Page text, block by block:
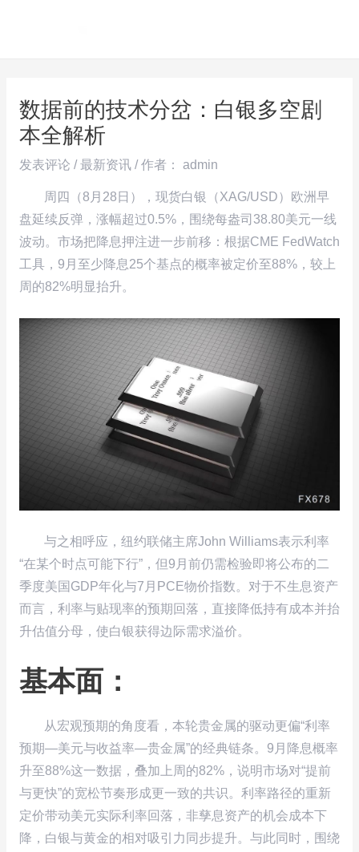
数据前的技术分岔：白银多空剧
本全解析
发表评论 /最新资讯/ 作者： admin
周四（8月28日），现货白银（XAG/USD）欧洲早
盘延续反弹，涨幅超过0.5%，围绕每盎司38.80美元一线
波动。市场把降息押注进一步前移：根据CME FedWatch
工具，9月至少降息25个基点的概率被定价至88%，较上
周的82%明显抬升。
与之相呼应，纽约联储主席John Williams表示利率
“在某个时点可能下行”，但9月前仍需检验即将公布的二
季度美国GDP年化与7月PCE物价指数。对于不生息资产
而言，利率与贴现率的预期回落，直接降低持有成本并抬
升估值分母，使白银获得边际需求溢价。
基本面：
从宏观预期的角度看，本轮贵金属的驱动更偏“利率
预期—美元与收益率—贵金属”的经典链条。9月降息概率
升至88%这一数据，叠加上周的82%，说明市场对“提前
与更快”的宽松节奏形成更一致的共识。利率路径的重新
定价带动美元实际利率回落，非孳息资产的机会成本下
降，白银与黄金的相对吸引力同步提升。与此同时，围绕